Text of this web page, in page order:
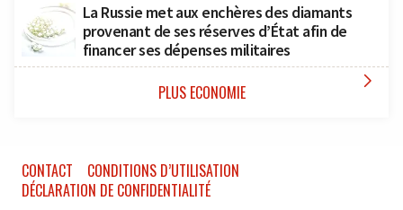
La Russie met aux enchères des diamants
provenant de ses réserves d’État afin de
financer ses dépenses militaires
PLUS ECONOMIE 
CONTACT
CONDITIONS D’UTILISATION
DÉCLARATION DE CONFIDENTIALITÉ